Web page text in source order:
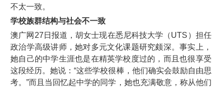
隐私
合作
不太一致。
学校族群结构与社会不一致
澳广网27日报道，胡女士现在悉尼科技大学（UTS）担任
政治学高级讲师，她对多元文化课题研究颇深。事实上，
她自己的中学生涯也是在精英学校度过的，而且也很享受
这段经历。她说：“这些学校很棒，他们确实会鼓励自由思
考。”而且当回忆起中学的同学，她也充满敬意，称从他们